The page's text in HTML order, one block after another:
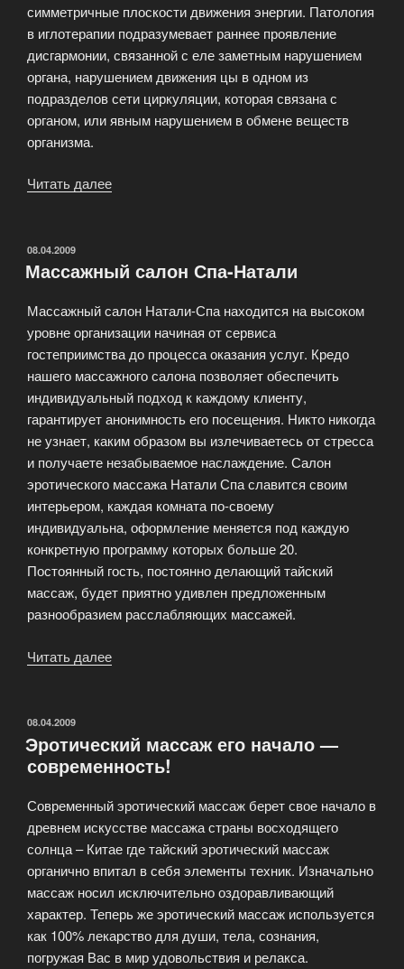
симметричные плоскости движения энергии. Патология
в иглотерапии подразумевает раннее проявление
дисгармонии, связанной с еле заметным нарушением
органа, нарушением движения цы в одном из
подразделов сети циркуляции, которая связана с
органом, или явным нарушением в обмене веществ
организма.
Читать далее
китайской
медицины»
ОПУБЛИКОВАНО
08.04.2009
Массажный салон Спа-Натали
Массажный салон Натали-Спа находится на высоком
уровне организации начиная от сервиса
гостеприимства до процесса оказания услуг. Кредо
нашего массажного салона позволяет обеспечить
индивидуальный подход к каждому клиенту,
гарантирует анонимность его посещения. Никто никогда
не узнает, каким образом вы излечиваетесь от стресса
и получаете незабываемое наслаждение. Салон
эротического массажа Натали Спа славится своим
интерьером, каждая комната по-своему
индивидуальна, оформление меняется под каждую
конкретную программу которых больше 20.
Постоянный гость, постоянно делающий тайский
массаж, будет приятно удивлен предложенным
разнообразием расслабляющих массажей.
Читать далее
ОПУБЛИКОВАНО
08.04.2009
Эротический массаж его начало —
современность!
Современный эротический массаж берет свое начало в
древнем искусстве массажа страны восходящего
солнца – Китае где тайский эротический массаж
органично впитал в себя элементы техник. Изначально
массаж носил исключительно оздоравливающий
характер. Теперь же эротический массаж используется
как 100% лекарство для души, тела, сознания,
погружая Вас в мир удовольствия и релакса.